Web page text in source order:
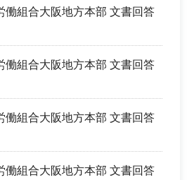
働組合大阪地方本部 文書回答
働組合大阪地方本部 文書回答
働組合大阪地方本部 文書回答
働組合大阪地方本部 文書回答